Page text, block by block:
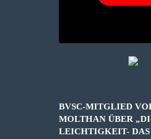
BVSC-MITGLIED
MOLTHAN ÜBER
LEICHTIGKEIT-